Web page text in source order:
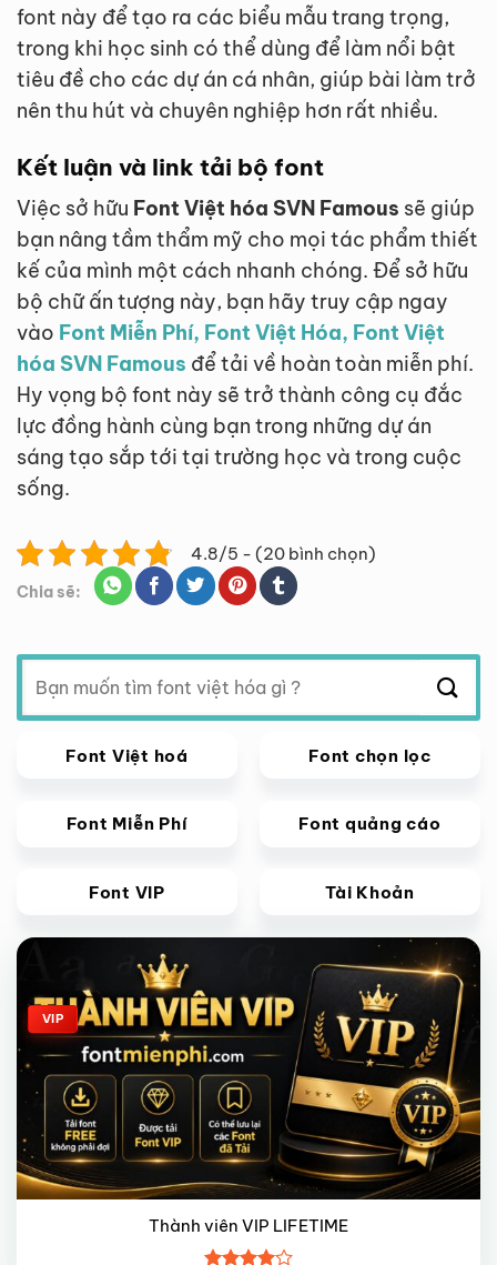
font này để tạo ra các biểu mẫu trang trọng,
trong khi học sinh có thể dùng để làm nổi bật
tiêu đề cho các dự án cá nhân, giúp bài làm trở
nên thu hút và chuyên nghiệp hơn rất nhiều.
Kết luận và link tải bộ font
Việc sở hữu Font Việt hóa SVN Famous sẽ giúp
bạn nâng tầm thẩm mỹ cho mọi tác phẩm thiết
kế của mình một cách nhanh chóng. Để sở hữu
bộ chữ ấn tượng này, bạn hãy truy cập ngay
vào Font Miễn Phí, Font Việt Hóa, Font Việt
hóa SVN Famous để tải về hoàn toàn miễn phí.
Hy vọng bộ font này sẽ trở thành công cụ đắc
lực đồng hành cùng bạn trong những dự án
sáng tạo sắp tới tại trường học và trong cuộc
sống.
4.8/5 - (20 bình chọn)
Chia sẽ:
Tìm
kiếm:
Font Việt hoá Font chọn lọc
Font Miễn Phí Font quảng cáo
Font VIP Tài Khoản
Giảm giá!
VIP
Thành viên VIP LIFETIME